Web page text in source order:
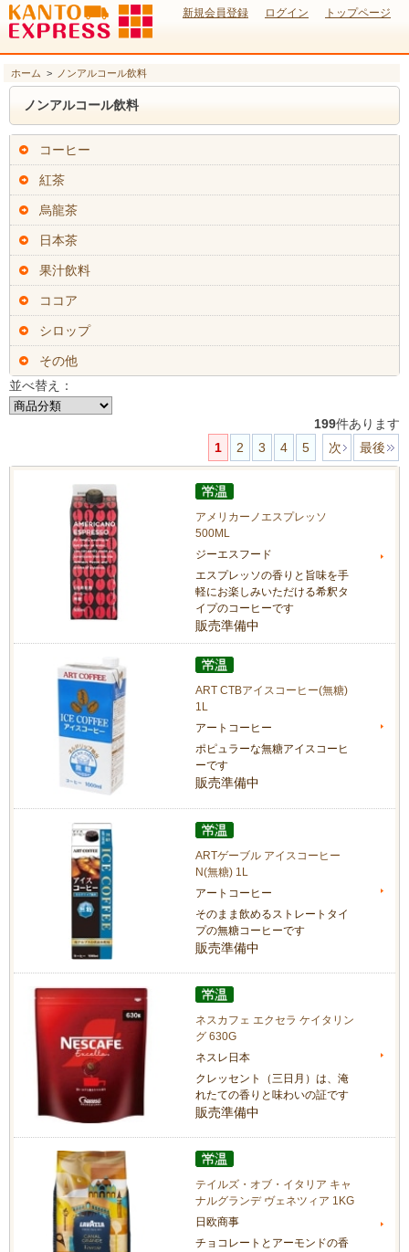
新規会員登録 ログイン トップページ
ホーム > ノンアルコール飲料
ノンアルコール飲料
コーヒー
紅茶
烏龍茶
日本茶
果汁飲料
ココア
シロップ
その他
並べ替え：
199件あります
1
2 3 4 5 次 最後
アメリカーノエスプレッソ
500ML
ジーエスフード
エスプレッソの香りと旨味を手
軽にお楽しみいただける希釈タ
イプのコーヒーです
販売準備中
ART CTBアイスコーヒー(無糖)
1L
アートコーヒー
ポピュラーな無糖アイスコーヒ
ーです
販売準備中
ARTゲーブル アイスコーヒー
N(無糖) 1L
アートコーヒー
そのまま飲めるストレートタイ
プの無糖コーヒーです
販売準備中
ネスカフェ エクセラ ケイタリン
グ 630G
ネスレ日本
クレッセント（三日月）は、淹
れたての香りと味わいの証です
販売準備中
テイルズ・オブ・イタリア キャ
ナルグランデ ヴェネツィア 1KG
日欧商事
チョコレートとアーモンドの香